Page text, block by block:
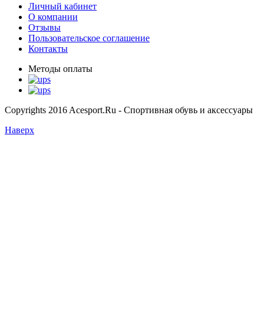
Личный кабинет
О компании
Отзывы
Пользовательское соглашение
Контакты
Методы оплаты
Copyrights 2016 Acesport.Ru - Спортивная обувь и аксессуары
Наверх